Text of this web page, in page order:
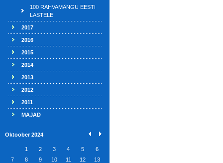
100 RAHVAMÄNGU EESTI
LASTELE
2017
2016
2015
2014
2013
2012
2011
MAJAD
Oktoober 2024
1 2 3 4 5
6
7
8 9 10 11 12
13